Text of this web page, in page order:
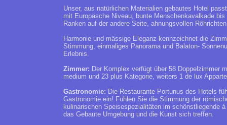
Unser, aus natürlichen Materialien gebautes Hotel
mit Europäsche Niveau, bunte Menschenkavalkade
Ranken auf der andere Seite, ahnungsvollen
Harmonie und mässige Eleganz kennzeichnet die
Stimmung, einmaliges Panorama und Balaton-
Erlebnis.
Zimmer: Der Komplex verfügt über 58 Doppelzimmer
medium und 23 plus Kategorie, weiters 1 de lux
Gastronomie: Die Restaurante Portunus des Hotels
Gastronomie ein! Fühlen Sie die Stimmung der
kulinarischen Speisespezialitäten im schönstliegende
das Gebaute Umgebung und die Kunst sich treffen.